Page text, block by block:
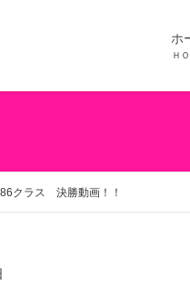
ホ
Ｈ
クラス 決勝動画！！